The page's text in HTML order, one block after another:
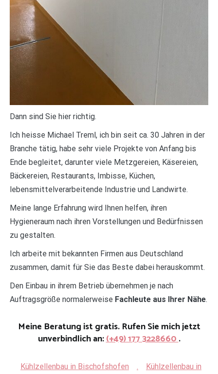
Dann sind Sie hier richtig.
Ich heisse Michael Treml, ich bin seit ca. 30 Jahren in der
Branche tätig, habe sehr viele Projekte von Anfang bis
Ende begleitet, darunter viele Metzgereien, Käsereien,
Bäckereien, Restaurants, Imbisse, Küchen,
lebensmittelverarbeitende Industrie und Landwirte.
Meine lange Erfahrung wird Ihnen helfen, ihren
Hygieneraum nach ihren Vorstellungen und Bedürfnissen
zu gestalten.
Ich arbeite mit bekannten Firmen aus Deutschland
zusammen, damit für Sie das Beste dabei herauskommt.
Den Einbau in ihrem Betrieb übernehmen je nach
Auftragsgröße normalerweise Fachleute aus Ihrer Nähe.
Meine Beratung ist gratis. Rufen Sie mich jetzt
unverbindlich an:(+49) 177 3228660.
Kühlzellenbau in Bischofshofen . Kühlzellenbau in